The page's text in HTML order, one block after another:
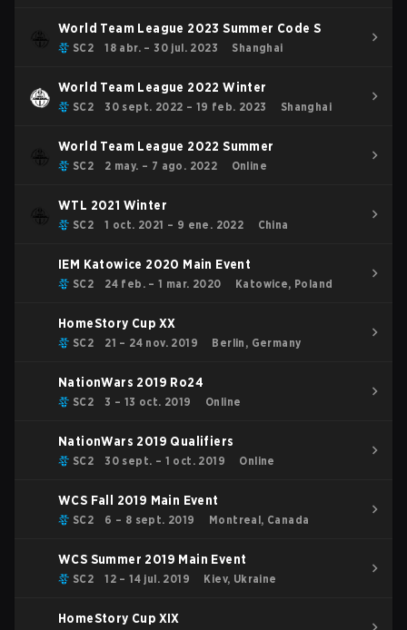
World Team League 2023 Summer Code S
SC2 18 abr. – 30 jul. 2023 Shanghai
World Team League 2022 Winter
SC2 30 sept. 2022 – 19 feb. 2023 Shanghai
World Team League 2022 Summer
SC2 2 may. – 7 ago. 2022 Online
WTL 2021 Winter
SC2 1 oct. 2021 – 9 ene. 2022 China
IEM Katowice 2020 Main Event
SC2 24 feb. – 1 mar. 2020 Katowice, Poland
HomeStory Cup XX
SC2 21 – 24 nov. 2019 Berlin, Germany
NationWars 2019 Ro24
SC2 3 – 13 oct. 2019 Online
NationWars 2019 Qualifiers
SC2 30 sept. – 1 oct. 2019 Online
WCS Fall 2019 Main Event
SC2 6 – 8 sept. 2019 Montreal, Canada
WCS Summer 2019 Main Event
SC2 12 – 14 jul. 2019 Kiev, Ukraine
HomeStory Cup XIX